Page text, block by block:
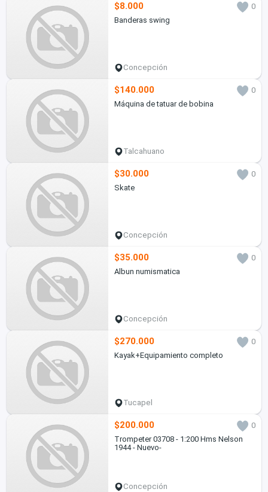
$8.000
0
Banderas swing
Concepción
$140.000
0
Máquina de tatuar de bobina
Talcahuano
$30.000
0
Skate
Concepción
$35.000
0
Albun numismatica
Concepción
$270.000
0
Kayak+Equipamiento completo
Tucapel
$200.000
0
Trompeter 03708 - 1:200 Hms Nelson
1944 - Nuevo-
Concepción